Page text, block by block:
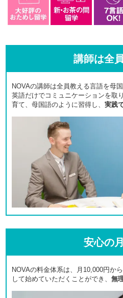
講師は全
NOVAの講師は全員教える言語を母
英語だけでコミュニケーションを取
育て、母国語のように習得し、 実践
安心の
NOVAの料金体系は、月10,000円か
して始めていただくことができ、 無